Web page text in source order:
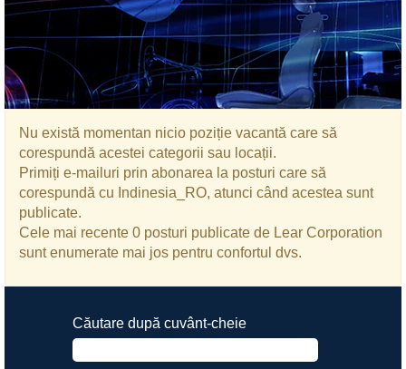
Nu există momentan nicio poziție vacantă care să
corespundă acestei categorii sau locații.
Primiți e-mailuri prin abonarea la posturi care să
corespundă cu Indinesia_RO, atunci când acestea sunt
publicate.
Cele mai recente 0 posturi publicate de Lear Corporation
sunt enumerate mai jos pentru confortul dvs.
Căutare după cuvânt-cheie